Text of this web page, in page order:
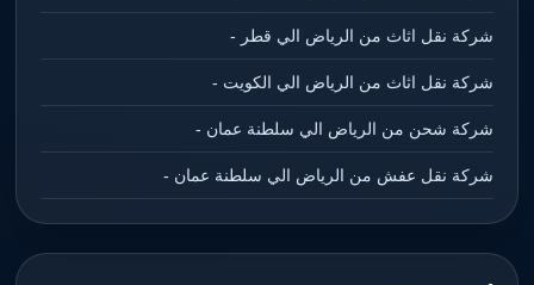
شركة نقل اثاث من الرياض الي قطر -
شركة نقل اثاث من الرياض الي الكويت -
شركة شحن من الرياض الي سلطنة عمان -
شركة نقل عفش من الرياض الي سلطنة عمان -